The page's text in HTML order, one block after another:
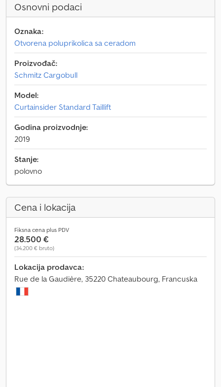
Osnovni podaci
Oznaka:
Otvorena poluprikolica sa ceradom
Proizvođač:
Schmitz Cargobull
Model:
Curtainsider Standard Taillift
Godina proizvodnje:
2019
Stanje:
polovno
Cena i lokacija
Fiksna cena plus PDV
28.500 €
(34.200 € bruto)
Lokacija prodavca:
Rue de la Gaudière, 35220 Chateaubourg, Francuska